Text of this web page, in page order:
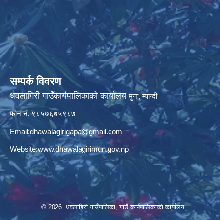
सम्पर्क विवरण
धवलागिरी गाउँकार्यपालिकाको कार्यालयमुना, म्याग्दी
फोन नं. ९८५७६७५९८७
Email:dhawalagirigapa@gmail.com
Website:www.dhawalagirimun.gov.np
© 2026 धवलागिरी गाउँपालिका, गाउँ कार्यपालिकाको कार्यालय